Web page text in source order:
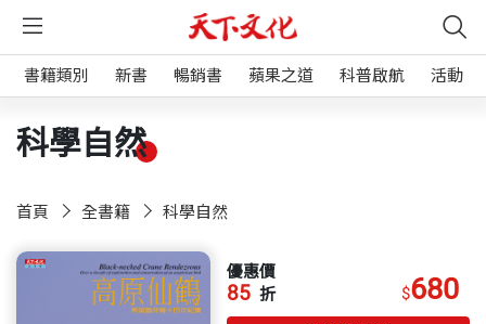
書籍類別 新書 暢銷書 蘋果之道 科普啟航 活動
科學自然
首頁 全書籍 科學自然
優惠價
85 折 $680